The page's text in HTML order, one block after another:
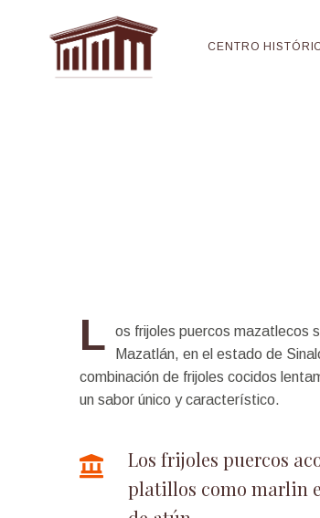
CENTRO
L
os frijoles puercos mazatlecos
Mazatlán, en el estado de
combinación de frijoles cocidos
un sabor único y característico.
Los frijoles puercos
platillos como marlin